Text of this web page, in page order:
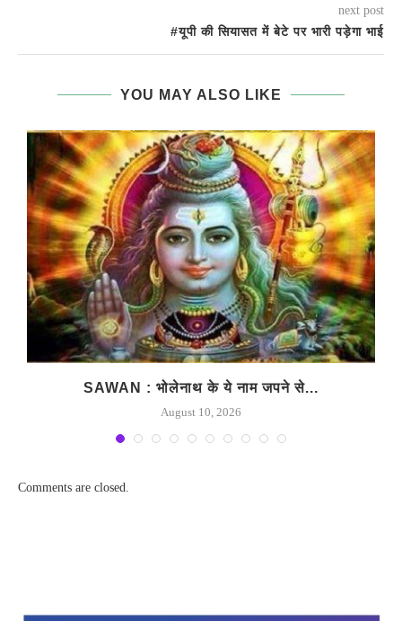
next post
#यूपी की सियासत में बेटे पर भारी पड़ेगा भाई
YOU MAY ALSO LIKE
SAWAN : भोलेनाथ के ये नाम जपने से...
August 10, 2026
Comments are closed.